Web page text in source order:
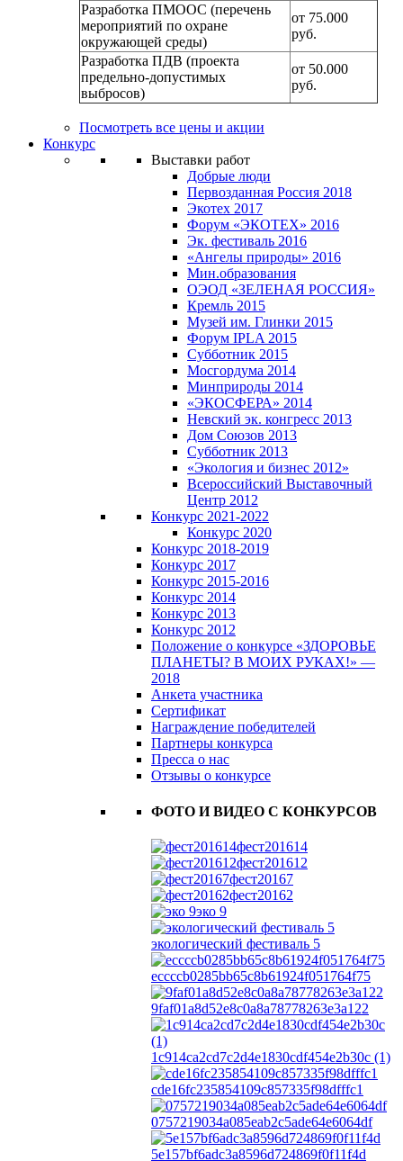
Разработка ПМООС (перечень
мероприятий по охране
окружающей среды)
от 75.000
руб.
Разработка ПДВ (проекта
предельно-допустимых
выбросов)
от 50.000
руб.
Посмотреть все цены и акции
Конкурс
Выставки работ
Добрые люди
Первозданная Россия 2018
Экотех 2017
Форум «ЭКОТЕХ» 2016
Эк. фестиваль 2016
«Ангелы природы» 2016
Мин.образования
ОЭОД «ЗЕЛЕНАЯ РОССИЯ»
Кремль 2015
Музей им. Глинки 2015
Форум IPLA 2015
Субботник 2015
Мосгордума 2014
Минприроды 2014
«ЭКОСФЕРА» 2014
Невский эк. конгресс 2013
Дом Союзов 2013
Субботник 2013
«Экология и бизнес 2012»
Всероссийский Выставочный
Центр 2012
Конкурс 2021-2022
Конкурс 2020
Конкурс 2018-2019
Конкурс 2017
Конкурс 2015-2016
Конкурс 2014
Конкурс 2013
Конкурс 2012
Положение о конкурсе «ЗДОРОВЬЕ
ПЛАНЕТЫ? В МОИХ РУКАХ!» —
2018
Анкета участника
Сертификат
Награждение победителей
Партнеры конкурса
Пресса о нас
Отзывы о конкурсе
ФОТО И ВИДЕО С КОНКУРСОВ
фест201614
фест201612
фест20167
фест20162
эко 9
экологический фестиваль 5
eccccb0285bb65c8b61924f051764f75
9faf01a8d52e8c0a8a78778263e3a122
1c914ca2cd7c2d4e1830cdf454e2b30c (1)
cde16fc235854109c857335f98dfffc1
0757219034a085eab2c5ade64e6064df
5e157bf6adc3a8596d724869f0f11f4d